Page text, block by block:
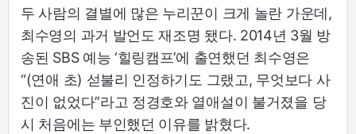
두 사람의 결별에 많은 누리꾼이 크게 놀란 가운데,
최수영의 과거 발언도 재조명 됐다. 2014년 3월 방
송된 SBS 예능 ‘힐링캠프’에 출연했던 최수영은
“(연애 초) 섣불리 인정하기도 그랬고, 무엇보다 사
진이 없었다”라고 정경호와 열애설이 불거졌을 당
시 처음에는 부인했던 이유를 밝혔다.